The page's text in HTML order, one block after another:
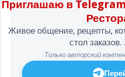
Приглашаю в
Живое общение, рецепты,
стол
Только авторский